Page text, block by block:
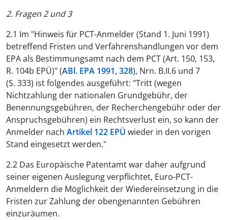
2. Fragen 2 und 3
2.1 Im "Hinweis für PCT-Anmelder (Stand 1. Juni 1991)
betreffend Fristen und Verfahrenshandlungen vor dem
EPA als Bestimmungsamt nach dem PCT (Art. 150, 153,
R. 104b EPÜ)" (ABl. EPA 1991, 328), Nrn. B.II.6 und 7
(S. 333) ist folgendes ausgeführt: "Tritt (wegen
Nichtzahlung der nationalen Grundgebühr, der
Benennungsgebühren, der Recherchengebühr oder der
Anspruchsgebühren) ein Rechtsverlust ein, so kann der
Anmelder nach Artikel 122 EPÜ wieder in den vorigen
Stand eingesetzt werden."
2.2 Das Europäische Patentamt war daher aufgrund
seiner eigenen Auslegung verpflichtet, Euro-PCT-
Anmeldern die Möglichkeit der Wiedereinsetzung in die
Fristen zur Zahlung der obengenannten Gebühren
einzuräumen.